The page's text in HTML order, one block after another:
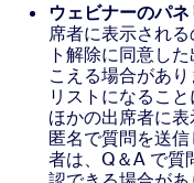
ウェビナーのパ
席者に表示され
ト解除に同意し
こえる場合があ
リストになるこ
ほかの出席者に
匿名で質問を送
者は、Q＆A で質